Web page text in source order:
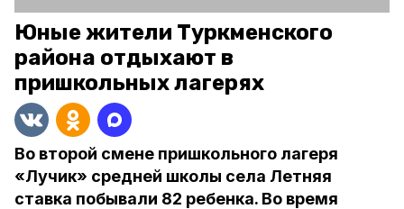
Юные жители Туркменского
района отдыхают в
пришкольных лагерях
Во второй смене пришкольного лагеря
«Лучик» средней школы села Летняя
ставка побывали 82 ребенка. Во время